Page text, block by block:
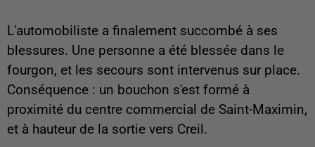
L'automobiliste a finalement succombé à ses
blessures. Une personne a été blessée dans le
fourgon, et les secours sont intervenus sur place.
Conséquence : un bouchon s'est formé à
proximité du centre commercial de Saint-Maximin,
et à hauteur de la sortie vers Creil.